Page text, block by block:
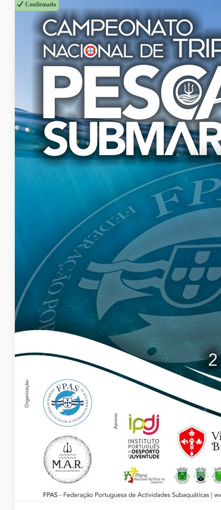
Confirmado